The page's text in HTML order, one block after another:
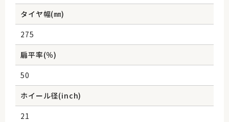
タイヤ幅(㎜)
275
扁平率(％)
50
ホイール径(inch)
21